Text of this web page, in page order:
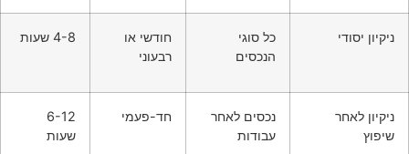
ניקיון יסודי
כל סוגי
הנכסים
חודשי או
רבעוני
4-8 שעות
ניקיון לאחר
שיפוץ
נכסים לאחר
עבודות
חד-פעמי
6-12
שעות